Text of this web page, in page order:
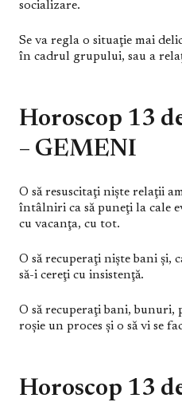
socializare.
Se va regla o situaţie mai
în cadrul grupului, sau a
Horoscop 13
– GEMENI
O să resuscitaţi nişte relaţii
întâlniri ca să puneţi la cale
cu vacanţa, cu tot.
O să recuperaţi nişte bani şi,
să-i cereţi cu insistenţă.
O să recuperaţi bani, bunuri,
roşie un proces şi o să vi se
Horoscop 13